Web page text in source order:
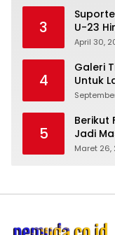
3
U-23
April 30,
4
Galeri
Untuk
5
Berikut
Jadi
Maret 26,